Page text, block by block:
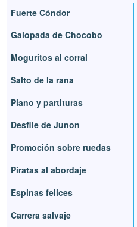
Fuerte Cóndor
Galopada de Chocobo
Moguritos al corral
Salto de la rana
Piano y partituras
Desfile de Junon
Promoción sobre ruedas
Piratas al abordaje
Espinas felices
Carrera salvaje